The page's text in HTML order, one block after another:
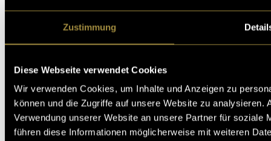
Zustimmung
Diese Webseite verwendet Cookies
Wir verwenden Cookies, um Inhalte und Anzeigen zu
können und die Zugriffe auf unsere Website zu analysieren.
Verwendung unserer Website an unsere Partner für soziale
führen diese Informationen möglicherweise mit weiteren
Fachhochschule Graubünden
Pulvermühlestrasse 57
CH-7000 Chur